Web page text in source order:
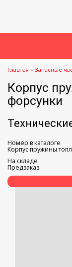
Главная » Запасные
Корпус
форсунки
Номер в каталоге
Корпус пружины
На складе
Предзаказ